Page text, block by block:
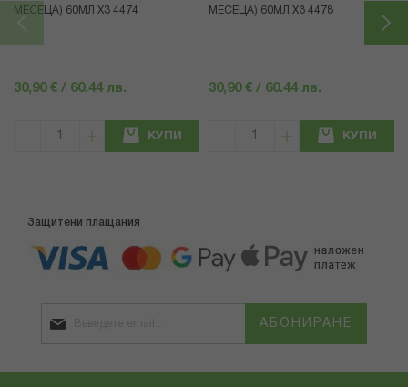
МЕСЕЦА) 60МЛ X3 4474
30,90 € / 60.44 лв.
КУПИ
МЕСЕЦА) 60МЛ X3 4478
30,90 € / 60.44 лв.
КУПИ
Защитени плащания
АБОНИРАНЕ